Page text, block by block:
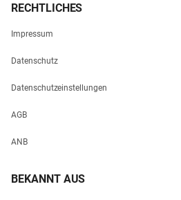
RECHTLICHES
Impressum
Datenschutz
Datenschutzeinstellungen
AGB
ANB
BEKANNT AUS